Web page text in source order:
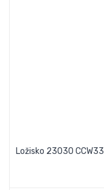
Ložisko 23030 CCW33